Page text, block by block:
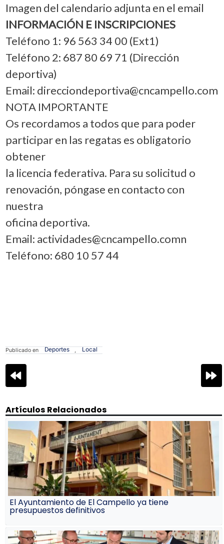
Imagen del calendario adjunta en el email
INFORMACIÓN E INSCRIPCIONES
Teléfono 1: 96 563 34 00 (Ext1)
Teléfono 2: 687 80 69 71 (Dirección
deportiva)
Email: direcciondeportiva@cncampello.com
NOTA IMPORTANTE
Os recordamos a todos que para poder
participar en las regatas es obligatorio
obtener
la licencia federativa. Para su solicitud o
renovación, póngase en contacto con
nuestra
oficina deportiva.
Email: actividades@cncampello.comn
Teléfono: 680 10 57 44
Publicado en Deportes , Local
Navegación
de
Artículos Relacionados
El Ayuntamiento de El Campello ya tiene
presupuestos definitivos